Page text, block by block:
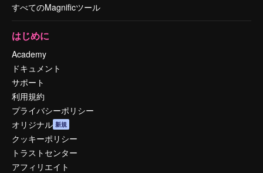
すべてのMagnificツール
はじめに
Academy
ドキュメント
サポート
利用規約
プライバシーポリシー
オリジナル 新規
クッキーポリシー
トラストセンター
アフィリエイト